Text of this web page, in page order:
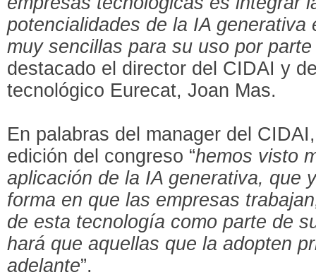
potencialidades de la IA generativa
muy sencillas para su uso por
destacado el director del CIDAI y
tecnológico Eurecat, Joan Mas.
En palabras del manager del
edición del congreso “hemos visto
aplicación de la IA generativa, que
forma en que las empresas
de esta tecnología como parte de
hará que aquellas que la adopten
adelante”.